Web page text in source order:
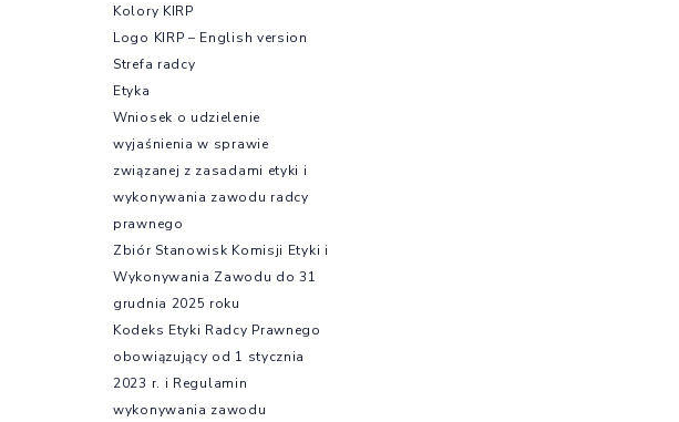
Kolory KIRP
Logo KIRP – English version
Strefa radcy
Etyka
Wniosek o udzielenie
wyjaśnienia w sprawie
związanej z zasadami etyki i
wykonywania zawodu radcy
prawnego
Zbiór Stanowisk Komisji Etyki i
Wykonywania Zawodu do 31
grudnia 2025 roku
Kodeks Etyki Radcy Prawnego
obowiązujący od 1 stycznia
2023 r. i Regulamin
wykonywania zawodu